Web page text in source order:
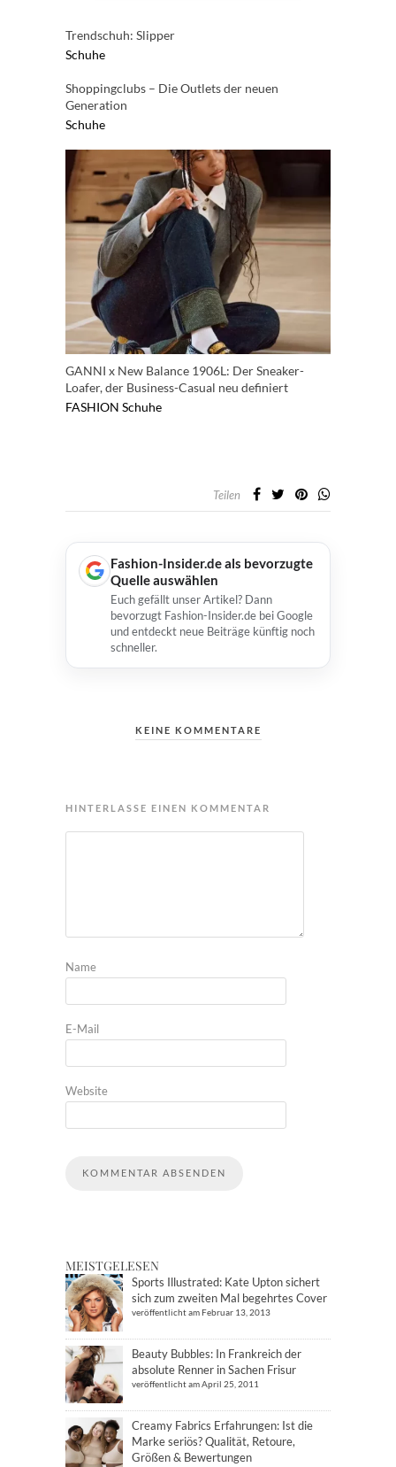
Trendschuh: Slipper
Schuhe
Shoppingclubs – Die Outlets der neuen
Generation
Schuhe
GANNI x New Balance 1906L: Der Sneaker-
Loafer, der Business-Casual neu definiert
FASHION Schuhe
Teilen
Fashion-Insider.de als bevorzugte
Quelle auswählen
Euch gefällt unser Artikel? Dann
bevorzugt Fashion-Insider.de bei Google
und entdeckt neue Beiträge künftig noch
schneller.
KEINE KOMMENTARE
HINTERLASSE EINEN KOMMENTAR
Name
E-Mail
Website
MEISTGELESEN
Sports Illustrated: Kate Upton sichert
sich zum zweiten Mal begehrtes Cover
veröffentlicht am Februar 13, 2013
Beauty Bubbles: In Frankreich der
absolute Renner in Sachen Frisur
veröffentlicht am April 25, 2011
Creamy Fabrics Erfahrungen: Ist die
Marke seriös? Qualität, Retoure,
Größen & Bewertungen